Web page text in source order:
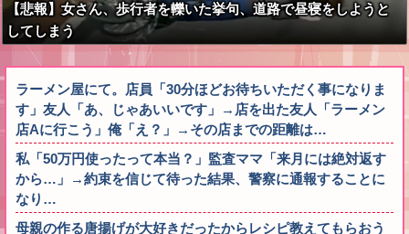
【悲報】女さん、歩行者を轢いた挙句、道路で昼寝をしようと
してしまう
ラーメン屋にて。店員「30分ほどお待ちいただく事になりま
す」友人「あ、じゃあいいです」→店を出た友人「ラーメン
店Aに行こう」俺「え？」→その店までの距離は…
私「50万円使ったって本当？」監査ママ「来月には絶対返す
から…」→約束を信じて待った結果、警察に通報することに
なり…
母親の作る唐揚げが大好きだったからレシピ教えてもらおう